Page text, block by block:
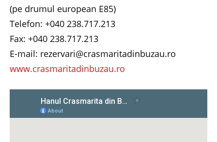
(pe drumul european E85)
Telefon: +040 238.717.213
Fax: +040 238.717.213
E-mail: rezervari@crasmaritadinbuzau.ro
www.crasmaritadinbuzau.ro